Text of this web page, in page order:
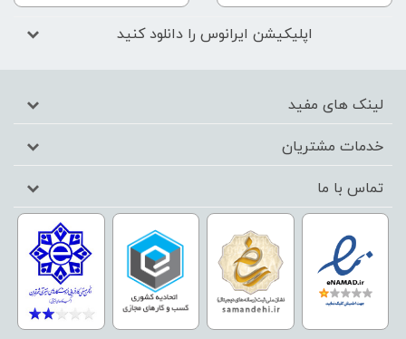
اپلیکیشن ایرانوس را دانلود کنید
لینک های مفید
خدمات مشتریان
تماس با ما